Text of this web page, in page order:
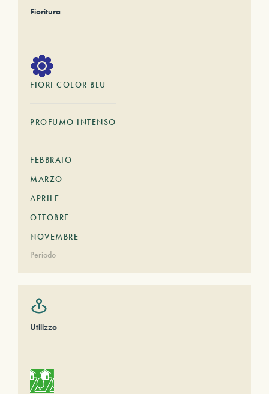
Fioritura
FIORI COLOR BLU
PROFUMO INTENSO
FEBBRAIO
MARZO
APRILE
OTTOBRE
NOVEMBRE
Periodo
Utilizzo